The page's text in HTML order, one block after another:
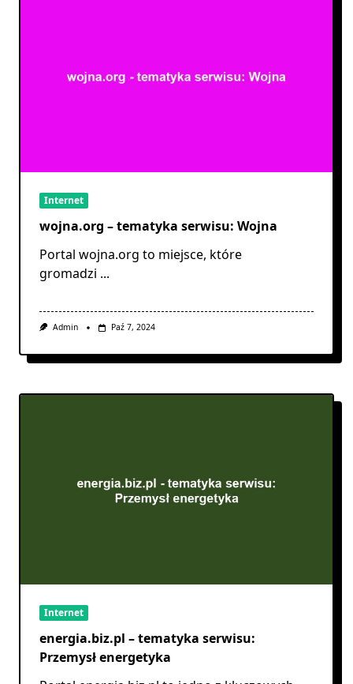
Internet
wojna.org – tematyka serwisu: Wojna
Portal wojna.org to miejsce, które
gromadzi ...
Admin Paź 7, 2024
Internet
energia.biz.pl – tematyka serwisu:
Przemysł energetyka